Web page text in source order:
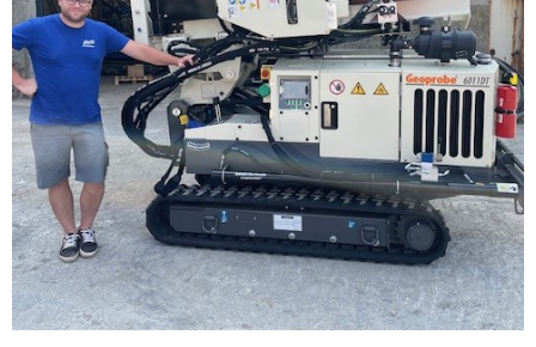
août 8, 2025
Nouvelle 6011DT pour BVS
Environnement